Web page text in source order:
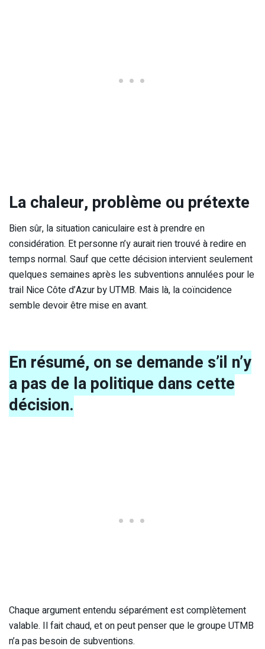
La chaleur, problème ou prétexte
Bien sûr, la situation caniculaire est à prendre en
considération. Et personne n’y aurait rien trouvé à redire en
temps normal. Sauf que cette décision intervient seulement
quelques semaines après les subventions annulées pour le
trail Nice Côte d’Azur by UTMB. Mais là, la coïncidence
semble devoir être mise en avant.
En résumé, on se demande s’il n’y
a pas de la politique dans cette
décision.
Chaque argument entendu séparément est complètement
valable. Il fait chaud, et on peut penser que le groupe UTMB
n’a pas besoin de subventions.